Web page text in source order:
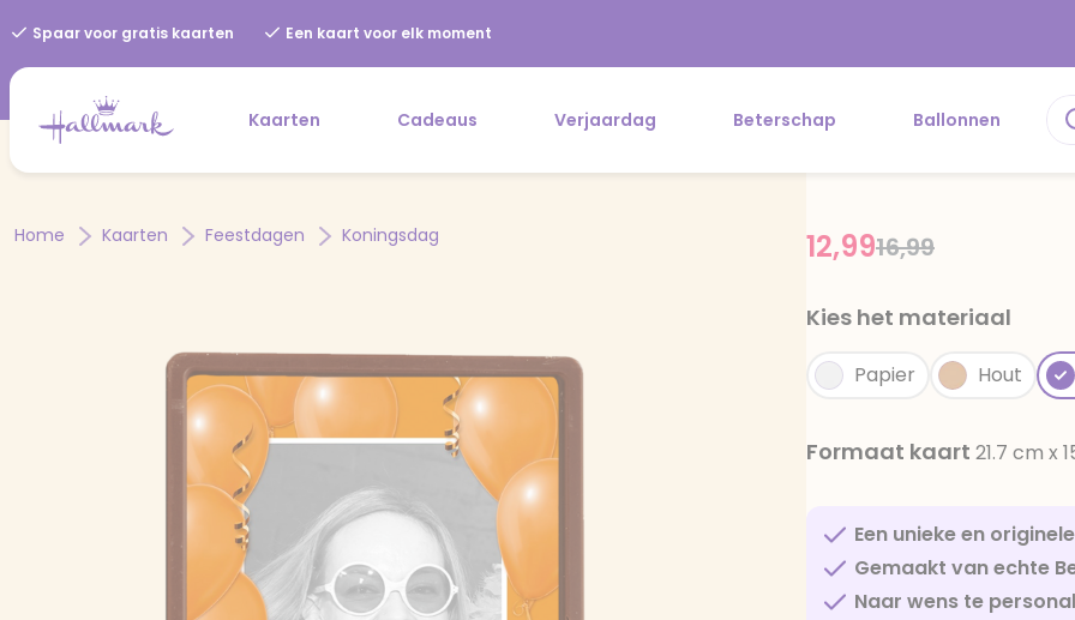
Spaar voor gratis kaarten Een kaart voor elk moment
Kaarten Cadeaus Verjaardag Beterschap Ballonnen
Home Kaarten Feestdagen Koningsdag Price reduced
16,99to
12,99
Kies het materiaal
Papier Hout
Formaat kaart 21.7 cm x
Een unieke en
Gemaakt van echte
Naar wens te